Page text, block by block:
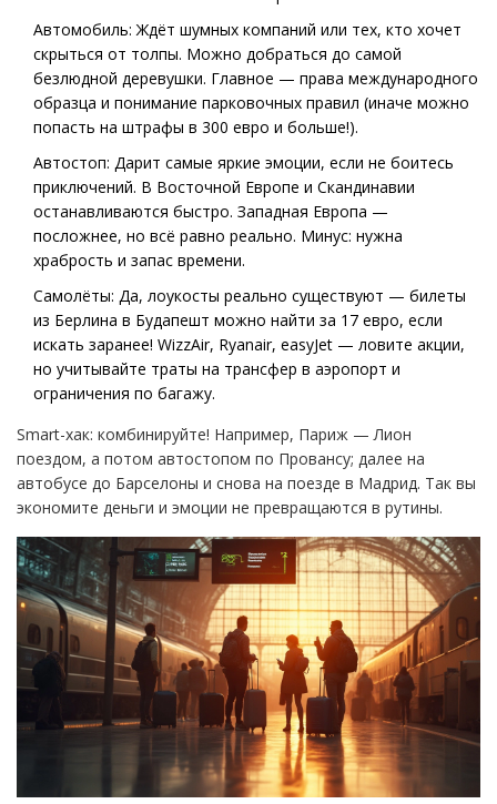
Автомобиль: Ждёт шумных компаний или тех, кто хочет
скрыться от толпы. Можно добраться до самой
безлюдной деревушки. Главное — права международного
образца и понимание парковочных правил (иначе можно
попасть на штрафы в 300 евро и больше!).
Автостоп: Дарит самые яркие эмоции, если не боитесь
приключений. В Восточной Европе и Скандинавии
останавливаются быстро. Западная Европа —
посложнее, но всё равно реально. Минус: нужна
храбрость и запас времени.
Самолёты: Да, лоукосты реально существуют — билеты
из Берлина в Будапешт можно найти за 17 евро, если
искать заранее! WizzAir, Ryanair, easyJet — ловите акции,
но учитывайте траты на трансфер в аэропорт и
ограничения по багажу.
Smart-хак: комбинируйте! Например, Париж — Лион
поездом, а потом автостопом по Провансу; далее на
автобусе до Барселоны и снова на поезде в Мадрид. Так вы
экономите деньги и эмоции не превращаются в рутины.